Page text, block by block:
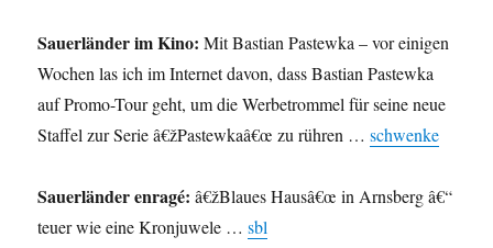
Sauerländer im Kino: Mit Bastian Pastewka – vor einigen
Wochen las ich im Internet davon, dass Bastian Pastewka
auf Promo-Tour geht, um die Werbetrommel für seine neue
Staffel zur Serie â€žPastewkaâ€œ zu rühren …schwenke
Sauerländer enragé: â€žBlaues Hausâ€œ in Arnsberg â€“
teuer wie eine Kronjuwele …sbl